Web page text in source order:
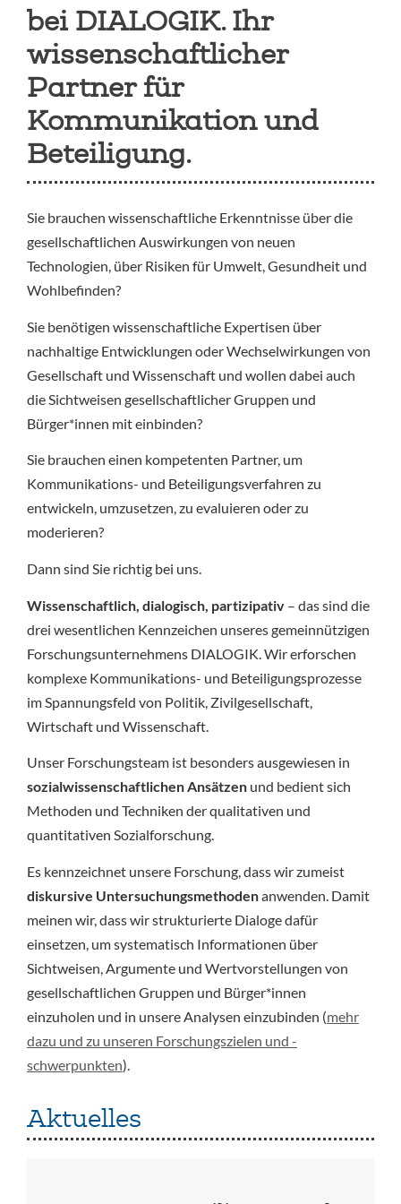
bei DIALOGIK. Ihr
wissenschaftlicher
Partner für
Kommunikation und
Beteiligung.
Sie brauchen wissenschaftliche Erkenntnisse über die
gesellschaftlichen Auswirkungen von neuen
Technologien, über Risiken für Umwelt, Gesundheit und
Wohlbefinden?
Sie benötigen wissenschaftliche Expertisen über
nachhaltige Entwicklungen oder Wechselwirkungen von
Gesellschaft und Wissenschaft und wollen dabei auch
die Sichtweisen gesellschaftlicher Gruppen und
Bürger*innen mit einbinden?
Sie brauchen einen kompetenten Partner, um
Kommunikations- und Beteiligungsverfahren zu
entwickeln, umzusetzen, zu evaluieren oder zu
moderieren?
Dann sind Sie richtig bei uns.
Wissenschaftlich, dialogisch, partizipativ – das sind die
drei wesentlichen Kennzeichen unseres gemeinnützigen
Forschungsunternehmens DIALOGIK. Wir erforschen
komplexe Kommunikations- und Beteiligungsprozesse
im Spannungsfeld von Politik, Zivilgesellschaft,
Wirtschaft und Wissenschaft.
Unser Forschungsteam ist besonders ausgewiesen in
sozialwissenschaftlichen Ansätzenund bedient sich
Methoden und Techniken der qualitativen und
quantitativen Sozialforschung.
Es kennzeichnet unsere Forschung, dass wir zumeist
diskursive Untersuchungsmethodenanwenden. Damit
meinen wir, dass wir strukturierte Dialoge dafür
einsetzen, um systematisch Informationen über
Sichtweisen, Argumente und Wertvorstellungen von
gesellschaftlichen Gruppen und Bürger*innen
einzuholen und in unsere Analysen einzubinden (mehr
dazu und zu unseren Forschungszielen und -
schwerpunkten).
Aktuelles